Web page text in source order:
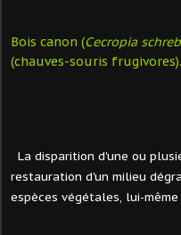
Bois canon (Cecropia
(chauves-souris frugivores).
La disparition d'une ou
restauration d'un milieu
espèces végétales, lui-